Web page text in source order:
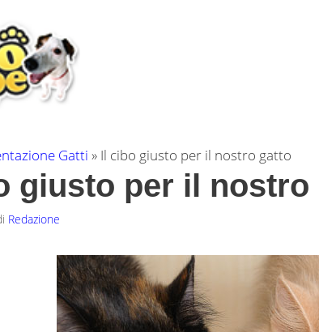
Gatti » Il cibo giusto per il nostro gatto
giusto per il nostro
Redazione